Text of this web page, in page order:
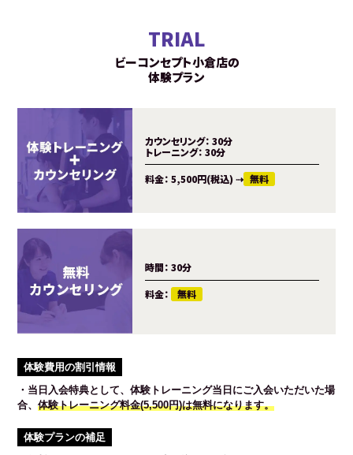
TRIAL
ビーコンセプト小倉店の
体験プラン
カウンセリング： 30分
トレーニング： 30分
料金： 5,500円(税込)⇢ 無料
時間： 30分
料金： 無料
体験費用の割引情報
・当日入会特典として、体験トレーニング当日にご入会いただいた場
合、体験トレーニング料金(5,500円)は無料になります。
体験プランの補足